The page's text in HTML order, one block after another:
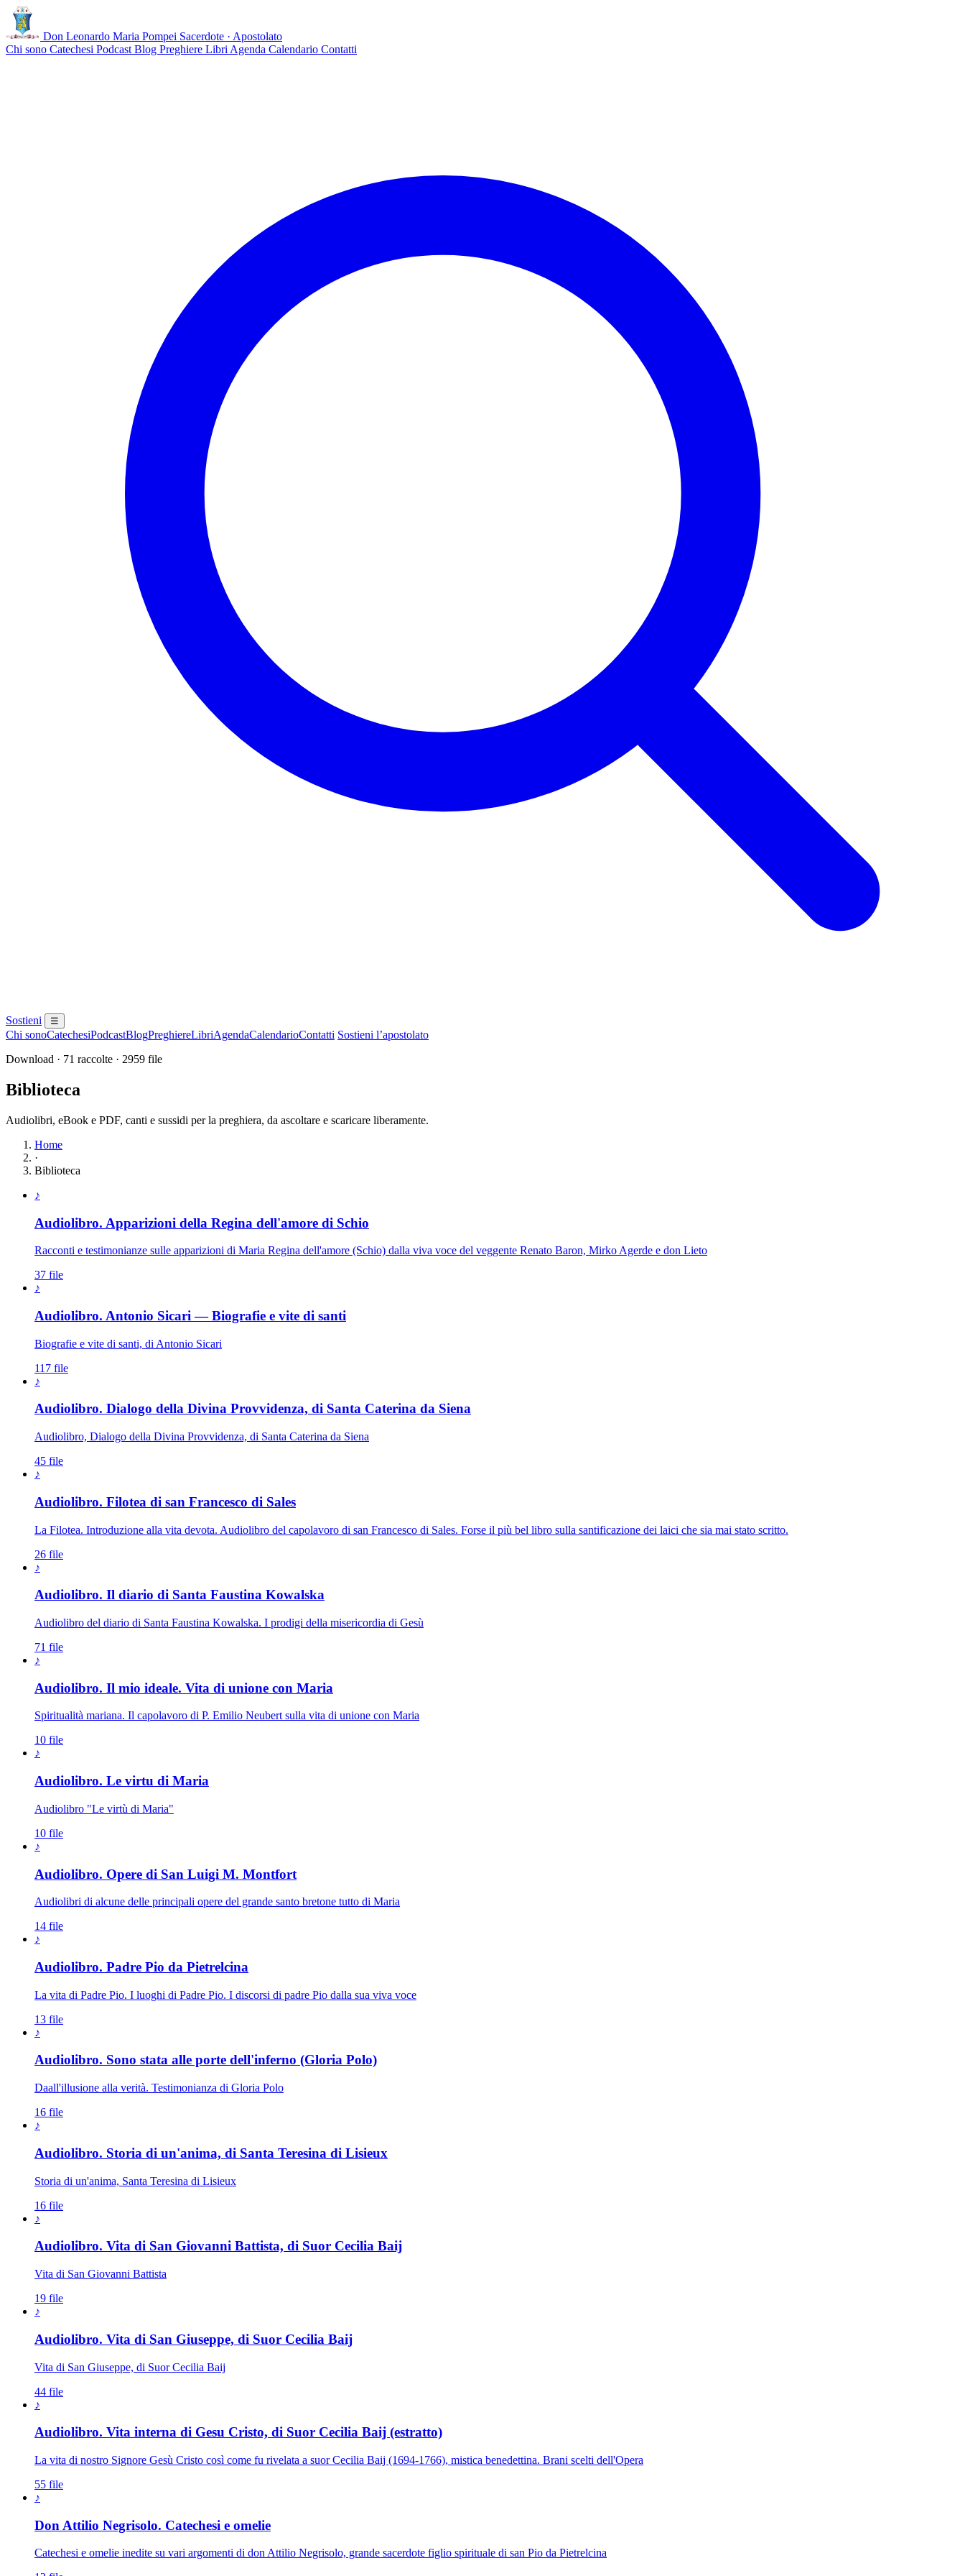
Don Leonardo Maria Pompei Sacerdote · Apostolato
Chi sono Catechesi Podcast Blog Preghiere Libri Agenda Calendario Contatti
Sostieni ☰
Chi sonoCatechesiPodcastBlogPreghiereLibriAgendaCalendarioContatti Sostieni l’apostolato
Download · 71 raccolte · 2959 file
Biblioteca
Audiolibri, eBook e PDF, canti e sussidi per la preghiera, da ascoltare e scaricare liberamente.
Home
·
Biblioteca
Elenco delle raccolte disponibili
♪
Audiolibro. Apparizioni della Regina dell'amore di Schio
Racconti e testimonianze sulle apparizioni di Maria Regina dell'amore (Schio) dalla viva voce del veggente Renato Baron, Mirko Agerde e don Lieto
37 file
♪
Audiolibro. Antonio Sicari — Biografie e vite di santi
Biografie e vite di santi, di Antonio Sicari
117 file
♪
Audiolibro. Dialogo della Divina Provvidenza, di Santa Caterina da Siena
Audiolibro, Dialogo della Divina Provvidenza, di Santa Caterina da Siena
45 file
♪
Audiolibro. Filotea di san Francesco di Sales
La Filotea. Introduzione alla vita devota. Audiolibro del capolavoro di san Francesco di Sales. Forse il più bel libro sulla santificazione dei laici che sia mai stato scritto.
26 file
♪
Audiolibro. Il diario di Santa Faustina Kowalska
Audiolibro del diario di Santa Faustina Kowalska. I prodigi della misericordia di Gesù
71 file
♪
Audiolibro. Il mio ideale. Vita di unione con Maria
Spiritualità mariana. Il capolavoro di P. Emilio Neubert sulla vita di unione con Maria
10 file
♪
Audiolibro. Le virtu di Maria
Audiolibro "Le virtù di Maria"
10 file
♪
Audiolibro. Opere di San Luigi M. Montfort
Audiolibri di alcune delle principali opere del grande santo bretone tutto di Maria
14 file
♪
Audiolibro. Padre Pio da Pietrelcina
La vita di Padre Pio. I luoghi di Padre Pio. I discorsi di padre Pio dalla sua viva voce
13 file
♪
Audiolibro. Sono stata alle porte dell'inferno (Gloria Polo)Novissimi · Morte · Giudizio · Paradiso · Purgatorio
Daall'illusione alla verità. Testimonianza di Gloria Polo
16 file
♪
Audiolibro. Storia di un'anima, di Santa Teresina di Lisieux
Storia di un'anima, Santa Teresina di Lisieux
16 file
♪
Audiolibro. Vita di San Giovanni Battista, di Suor Cecilia Baij
Vita di San Giovanni Battista
19 file
♪
Audiolibro. Vita di San Giuseppe, di Suor Cecilia Baij
Vita di San Giuseppe, di Suor Cecilia Baij
44 file
♪
Audiolibro. Vita interna di Gesu Cristo, di Suor Cecilia Baij (estratto)
La vita di nostro Signore Gesù Cristo così come fu rivelata a suor Cecilia Baij (1694-1766), mistica benedettina. Brani scelti dell'Opera
55 file
♪
Don Attilio Negrisolo. Catechesi e omelie
Catechesi e omelie inedite su vari argomenti di don Attilio Negrisolo, grande sacerdote figlio spirituale di san Pio da Pietrelcina